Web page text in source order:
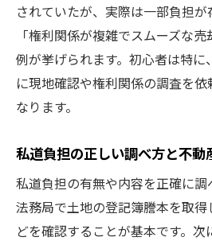
されていたが、実際は一部負担が
「権利関係が複雑でスムーズな
例が挙げられます。初心者は特に
に現地確認や権利関係の調査を
なります。
私道負担の正しい調べ方と不動
私道負担の有無や内容を正確に
法務局で土地の登記簿謄本を取
どを確認することが基本です。